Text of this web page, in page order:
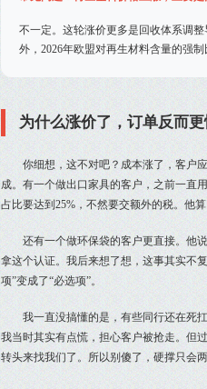
不一定。这轮涨价更多是回收体系调
外，2026年欧盟对再生材料含量的强
为什么涨价了，订单反而更
你细想，这不对吧？成本涨了，客户
成。有一个做出口家具的客户，之前一直
占比要达到25%，不然要交额外的税。他
还有一个做环保袋的客户更直接。他
拿这个认证。我后来想了想，这事其实不
项”变成了“必选项”。
我一直没搞懂的是，有些同行还在死
我当时其实有点慌，担心客户被抢走。但
转头来找我们了。所以别傻了，硬撑只会两